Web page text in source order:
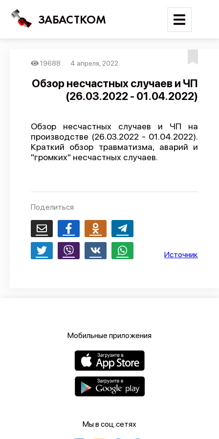
ЗАБАСТКОМ
Поиск
Карта событий
Трудовые конфликты
О проекте
Политика конфиденциальности
19688 4 апреля, 2022
Обзор несчастных случаев и ЧП
(26.03.2022 - 01.04.2022)
Обзор несчастных случаев и ЧП на
производстве (26.03.2022 - 01.04.2022).
Краткий обзор травматизма, аварий и
"громких" несчастных случаев.
Поделиться
Источник
Мобильные приложения
Мы в соц.сетях